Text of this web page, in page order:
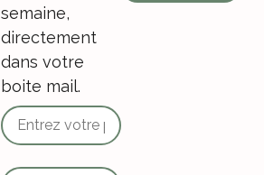
semaine,
directement
dans votre
boite mail.